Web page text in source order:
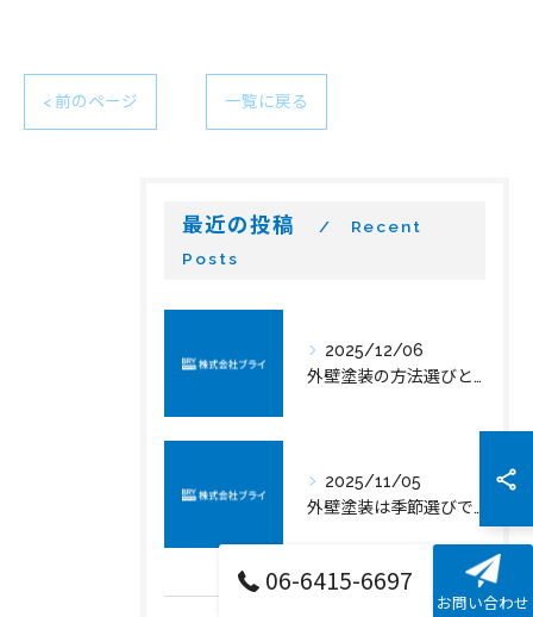
< 前のページ 一覧に戻る
最近の投稿
Recent
Posts
2025/12/06
外壁塗装の方法選びとJR神戸線沿線で失敗しないポイントを徹底解説
2025/11/05
外壁塗装は季節選びで差がつく最適なタイミングとメリット
06-6415-6697
お問い合わせ